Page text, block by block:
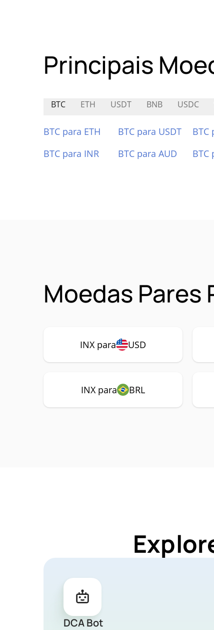
Principais
BTC ETH USDT BNB USDC
BTC para ETH BTC para USDT BTC
BTC para INR
BTC para AUD BTC
Moedas Pares
INX para USD
INX para BRL
DCA Bot